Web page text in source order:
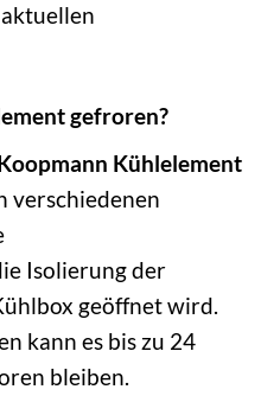
gefroren?
Kühlelement
verschiedenen
Isolierung der
geöffnet wird.
kann es bis zu 24
bleiben.